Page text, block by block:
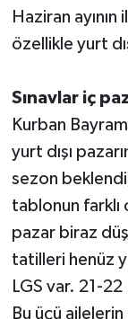
Haziran
özellikle yurt
Sınavlar iç
Kurban
yurt dışı
sezon
tablonun farklı
pazar biraz
tatilleri henüz
LGS var. 21-
Bu üçü